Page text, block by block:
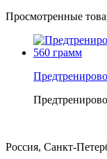
Просмотренные
Россия, Санкт-